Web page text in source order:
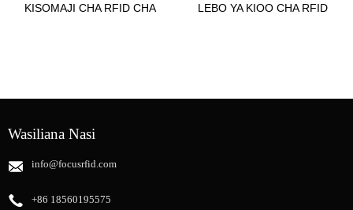
KISOMAJI CHA RFID CHA
LEBO YA KIOO CHA RFID
Wasiliana Nasi
info@focusrfid.com
+86 18560195575